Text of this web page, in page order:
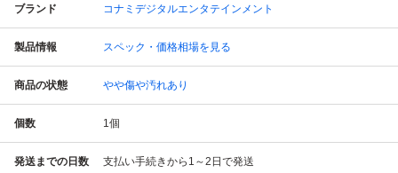
ブランド コナミデジタルエンタテインメント
製品情報 スペック・価格相場を見る
商品の状態 やや傷や汚れあり
個数 1個
発送までの日数 支払い手続きから1～2日で発送